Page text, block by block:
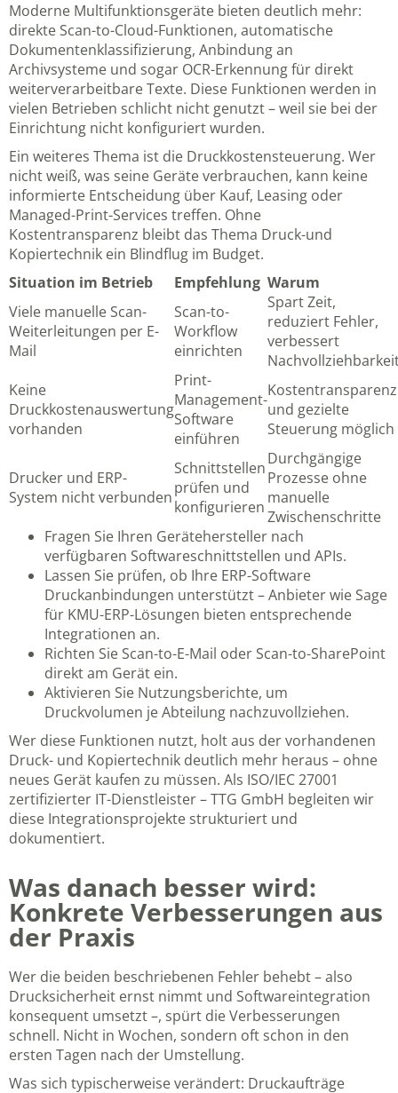
Moderne Multifunktionsgeräte bieten deutlich mehr:
direkte Scan-to-Cloud-Funktionen, automatische
Dokumentenklassifizierung, Anbindung an
Archivsysteme und sogar OCR-Erkennung für direkt
weiterverarbeitbare Texte. Diese Funktionen werden in
vielen Betrieben schlicht nicht genutzt – weil sie bei der
Einrichtung nicht konfiguriert wurden.
Ein weiteres Thema ist die Druckkostensteuerung. Wer
nicht weiß, was seine Geräte verbrauchen, kann keine
informierte Entscheidung über Kauf, Leasing oder
Managed-Print-Services treffen. Ohne
Kostentransparenz bleibt das Thema Druck-und
Kopiertechnik ein Blindflug im Budget.
Situation im Betrieb
Empfehlung Warum
Viele manuelle Scan-
Weiterleitungen per E-
Mail
Scan-to-
Workflow
einrichten
Spart Zeit,
reduziert Fehler,
verbessert
Keine
Druckkostenauswertung
vorhanden
Print-
Management-
Software
einführen
Kostentransparenz
und gezielte
Steuerung möglich
Drucker und ERP-
System nicht verbunden
Schnittstellen
prüfen und
konfigurieren
Durchgängige
Prozesse ohne
manuelle
Zwischenschritte
Fragen Sie Ihren Gerätehersteller nach
verfügbaren Softwareschnittstellen und APIs.
Lassen Sie prüfen, ob Ihre ERP-Software
Druckanbindungen unterstützt – Anbieter wie Sage
für KMU-ERP-Lösungen bieten entsprechende
Integrationen an.
Richten Sie Scan-to-E-Mail oder Scan-to-SharePoint
direkt am Gerät ein.
Aktivieren Sie Nutzungsberichte, um
Druckvolumen je Abteilung nachzuvollziehen.
Wer diese Funktionen nutzt, holt aus der vorhandenen
Druck- und Kopiertechnik deutlich mehr heraus – ohne
neues Gerät kaufen zu müssen. Als ISO/IEC 27001
zertifizierter IT-Dienstleister – TTG GmbH begleiten wir
diese Integrationsprojekte strukturiert und
dokumentiert.
Was danach besser wird:
Konkrete Verbesserungen aus
der Praxis
Wer die beiden beschriebenen Fehler behebt – also
Drucksicherheit ernst nimmt und Softwareintegration
konsequent umsetzt –, spürt die Verbesserungen
schnell. Nicht in Wochen, sondern oft schon in den
ersten Tagen nach der Umstellung.
Was sich typischerweise verändert: Druckaufträge